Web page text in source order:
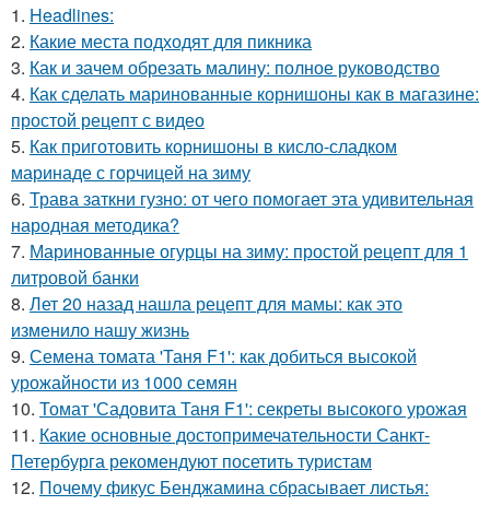
1. Headlines:
2. Какие места подходят для пикника
3. Как и зачем обрезать малину: полное руководство
4. Как сделать маринованные корнишоны как в магазине:
простой рецепт с видео
5. Как приготовить корнишоны в кисло-сладком
маринаде с горчицей на зиму
6. Трава заткни гузно: от чего помогает эта удивительная
народная методика?
7. Маринованные огурцы на зиму: простой рецепт для 1
литровой банки
8. Лет 20 назад нашла рецепт для мамы: как это
изменило нашу жизнь
9. Семена томата 'Таня F1': как добиться высокой
урожайности из 1000 семян
10. Томат 'Садовита Таня F1': секреты высокого урожая
11. Какие основные достопримечательности Санкт-
Петербурга рекомендуют посетить туристам
12. Почему фикус Бенджамина сбрасывает листья: